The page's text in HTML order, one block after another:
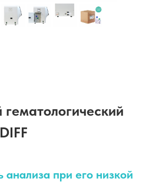
анализа при его низкой